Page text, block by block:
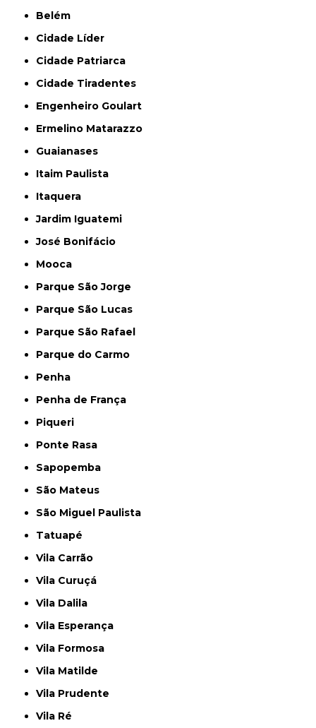
Belém
Cidade Líder
Cidade Patriarca
Cidade Tiradentes
Engenheiro Goulart
Ermelino Matarazzo
Guaianases
Itaim Paulista
Itaquera
Jardim Iguatemi
José Bonifácio
Mooca
Parque São Jorge
Parque São Lucas
Parque São Rafael
Parque do Carmo
Penha
Penha de França
Piqueri
Ponte Rasa
Sapopemba
São Mateus
São Miguel Paulista
Tatuapé
Vila Carrão
Vila Curuçá
Vila Dalila
Vila Esperança
Vila Formosa
Vila Matilde
Vila Prudente
Vila Ré